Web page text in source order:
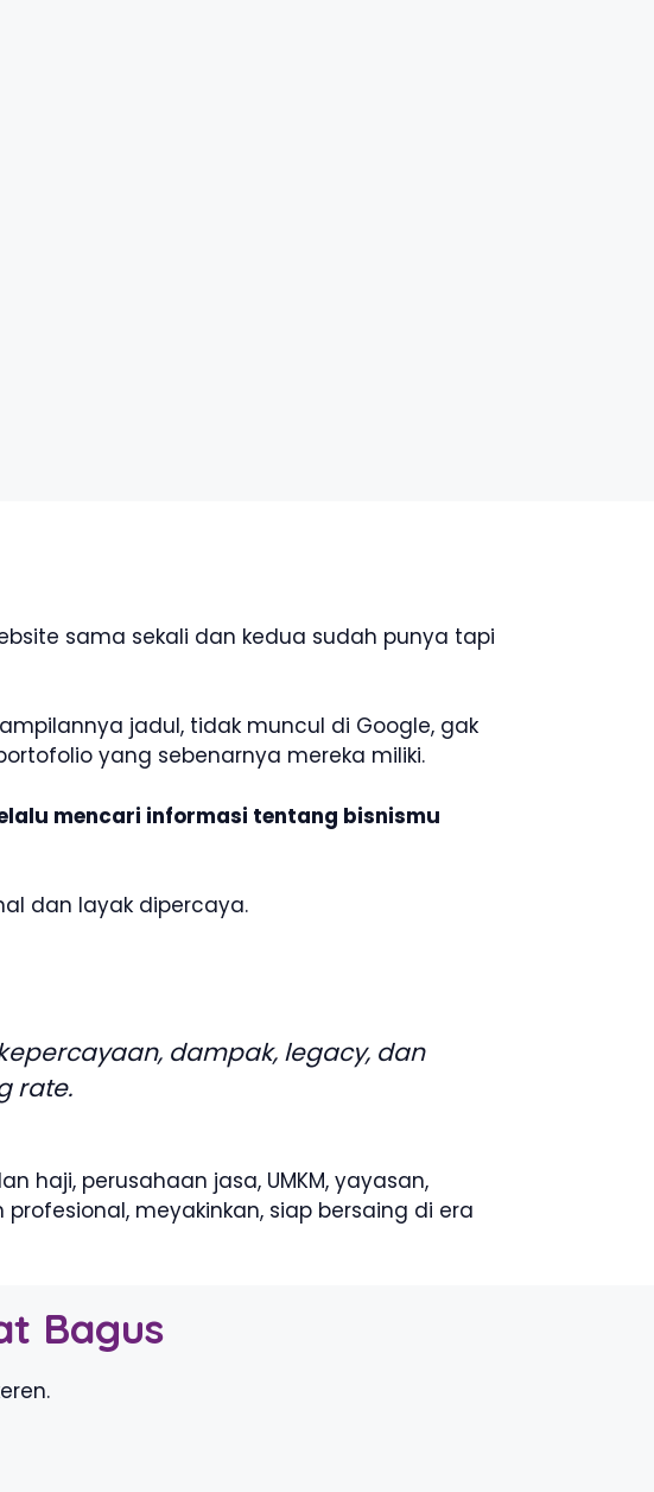
sama sekali dan kedua sudah punya tapi
jadul, tidak muncul di Google, gak
yang sebenarnya mereka miliki.
mencari informasi tentang bisnismu
dan layak dipercaya.
dampak, legacy, dan
rate.
haji, perusahaan jasa, UMKM, yayasan,
meyakinkan, siap bersaing di era
Bagus